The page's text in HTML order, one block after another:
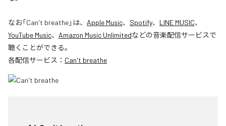
なお「Can't breathe」は、 Apple Music、 Spotify、 LINE MUSIC、
YouTube Music、 Amazon Music Unlimitedなどの音楽配信サービスで
聴くことができる。
各配信サービス： Can't breathe